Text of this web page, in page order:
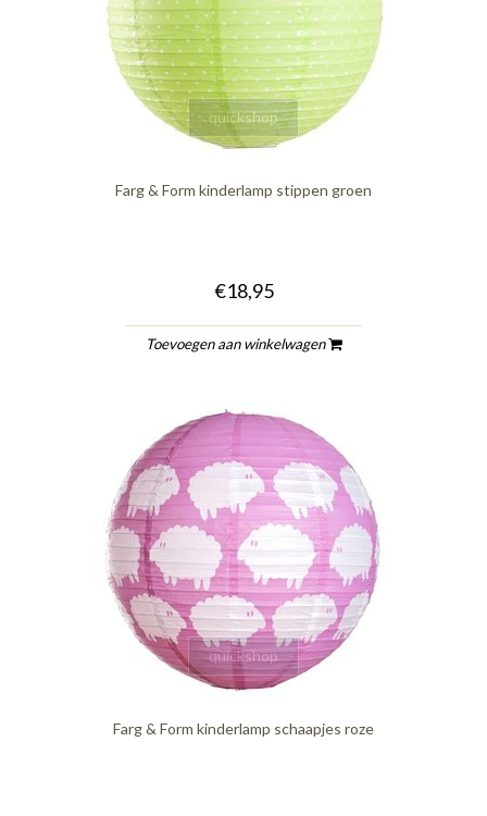
quickshop
Farg & Form kinderlamp stippen groen
€18,95
Toevoegen aan winkelwagen
quickshop
Farg & Form kinderlamp schaapjes roze